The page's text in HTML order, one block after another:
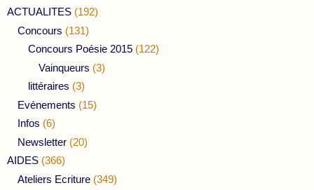
ACTUALITES (192)
Concours (131)
Concours Poésie 2015 (122)
Vainqueurs (3)
littéraires (3)
Evénements (15)
Infos (6)
Newsletter (20)
AIDES (366)
Ateliers Ecriture (349)